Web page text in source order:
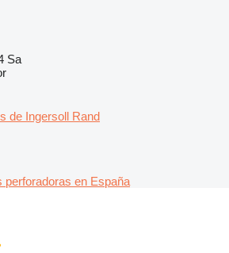
Sa
de Ingersoll Rand
perforadoras en España